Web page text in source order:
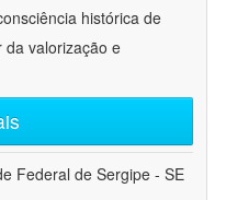
histórica de
da valorização e
Federal de Sergipe - SE